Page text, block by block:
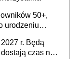
50+,
urodzeniu
rzecz
r. Będą
czas na